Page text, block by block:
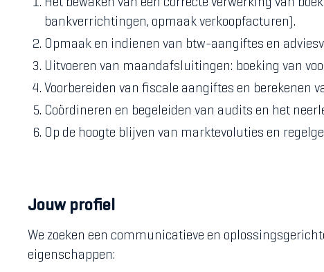
Het bewaken van een correcte verwerking van
bankverrichtingen, opmaak verkoopfacturen).
Opmaak en indienen van btw-aangiftes en
Uitvoeren van maandafsluitingen: boeking van
Voorbereiden van fiscale aangiftes en berekenen
Coördineren en begeleiden van audits en het
Op de hoogte blijven van marktevoluties en
Jouw profiel
We zoeken een communicatieve en
eigenschappen: